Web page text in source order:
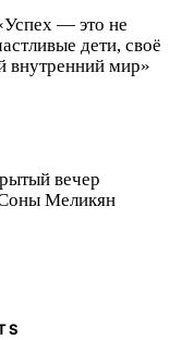
— это не
дети, своё
внутренний мир»
вечер
Меликян